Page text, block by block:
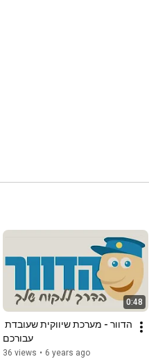
0:48
עבורכם
36 views • 6 years ago